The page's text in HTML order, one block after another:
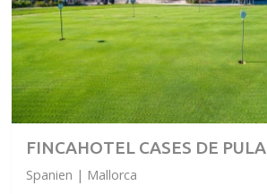
FINCAHOTEL CASES DE PULA
Spanien | Mallorca